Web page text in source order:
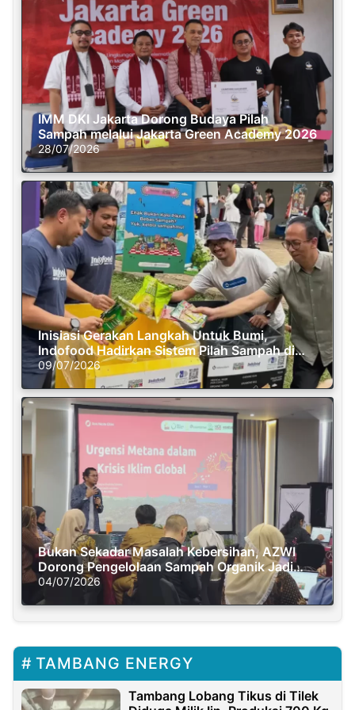
IMM DKI Jakarta Dorong Budaya Pilah
Sampah melalui Jakarta Green Academy 2026
28/07/2026
Inisiasi Gerakan Langkah Untuk Bumi,
Indofood Hadirkan Sistem Pilah Sampah di
Semasa Piknik
09/07/2026
Bukan Sekadar Masalah Kebersihan, AZWI
Dorong Pengelolaan Sampah Organik Jadi
Solusi Krisis Iklim
04/07/2026
TAMBANG ENERGY
Tambang Lobang Tikus di Tilek